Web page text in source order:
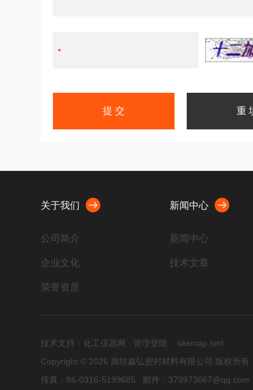
关于我们
公司简介
企业文化
荣誉资质
新闻中心
新闻中心
技术文章
技术支持： 化工仪器网 管理登陆
sitemap.xml
Copyright © 2026 廊坊鑫弘密封材料有限公司 版权所有
传真：86-0316-5199685 邮件：379973667@qq.com